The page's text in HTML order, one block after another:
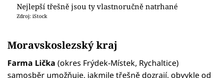
Nejlepší třešně jsou ty vlastnoručně natrhané
Zdroj: iStock
Moravskoslezský kraj
Farma Lička (okres Frýdek-Místek, Rychaltice)
samosběr umožňuje, jakmile třešně dozrají, obvykle od